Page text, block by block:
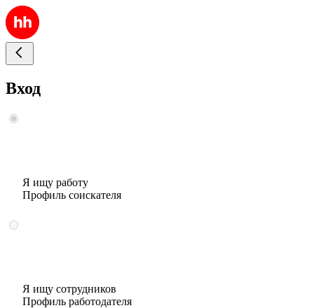
Вход
Я ищу работу
Профиль соискателя
Я ищу сотрудников
Профиль работодателя